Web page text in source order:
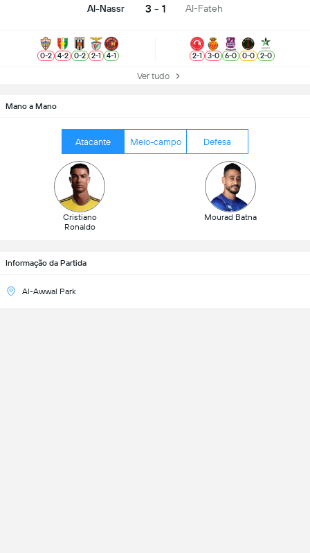
Mano a Mano
Atacante Meio-campo Defesa
Cristiano
Ronaldo
Mourad Batna
Informação da Partida
Al-Awwal Park
Al-Nassr 3 - 1 Al-Fateh
0-2 4-2 0-2 2-1 4-1 2-1 3-0 6-0 0-0 2-0
Ver tudo